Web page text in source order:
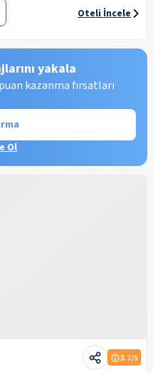
Oteli İncele
yakala
kazanma fırsatları
Ol
3.7/5